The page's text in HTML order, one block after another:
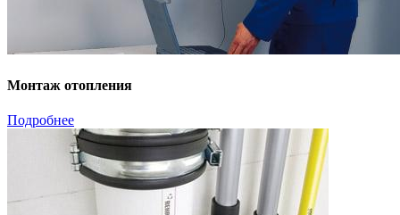
Монтаж отопления
Подробнее